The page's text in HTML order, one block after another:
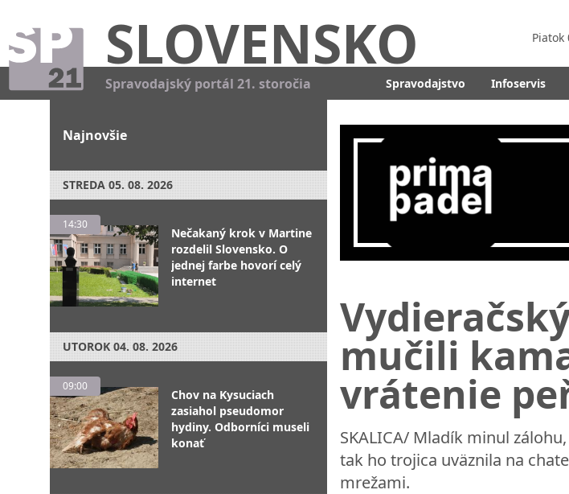
SLOVENSKO Piatok
Spravodajský portál 21. storočia Spravodajstvo Infoservis
Najnovšie
STREDA 05. 08. 2026
14:30
Nečakaný krok v Martine
rozdelil Slovensko. O
jednej farbe hovorí celý
internet
UTOROK 04. 08. 2026
09:00
Chov na Kysuciach
zasiahol pseudomor
hydiny. Odborníci museli
konať
mučili
vrátenie
SKALICA/ Mladík minul
tak ho trojica uväznila na
mrežami.